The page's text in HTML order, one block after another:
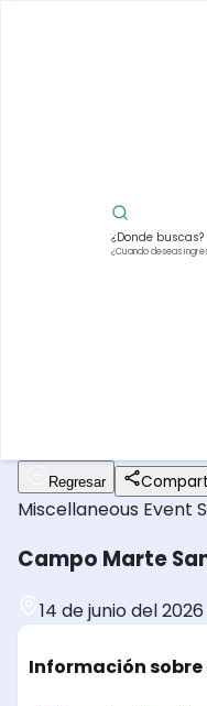
¿Donde buscas?
¿Cuando deseas
Regresar
Miscellaneous Event
Campo Marte
14 de junio del 2026
Información sobre